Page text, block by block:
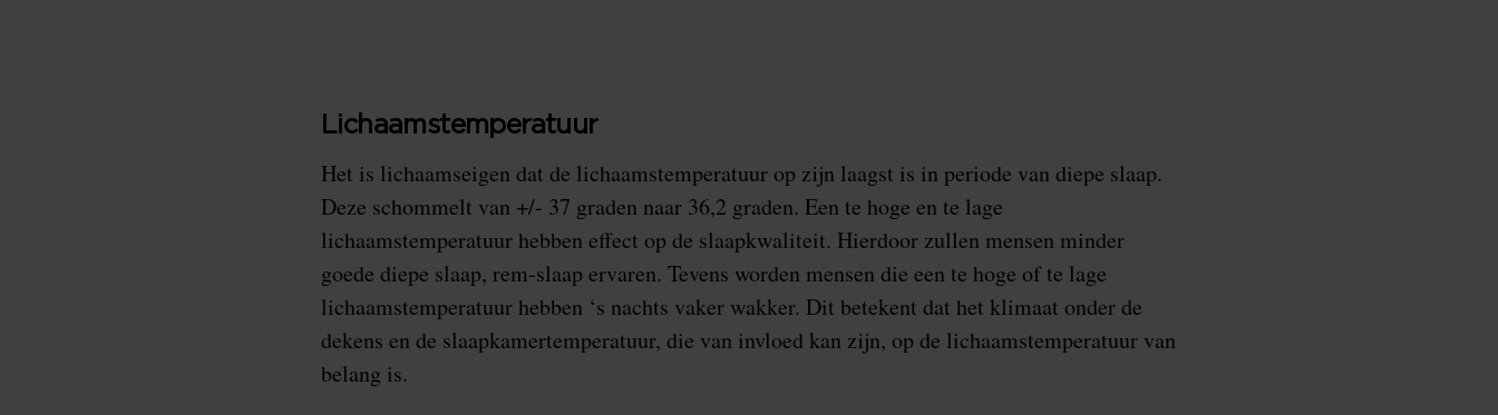
Lichaamstemperatuur
Het is lichaamseigen dat de lichaamstemperatuur op zijn laagst is in periode van diepe slaap.
Deze schommelt van +/- 37 graden naar 36,2 graden. Een te hoge en te lage
lichaamstemperatuur hebben effect op de slaapkwaliteit. Hierdoor zullen mensen minder
goede diepe slaap, rem-slaap ervaren. Tevens worden mensen die een te hoge of te lage
lichaamstemperatuur hebben ‘s nachts vaker wakker. Dit betekent dat het klimaat onder de
dekens en de slaapkamertemperatuur, die van invloed kan zijn, op de lichaamstemperatuur van
belang is.